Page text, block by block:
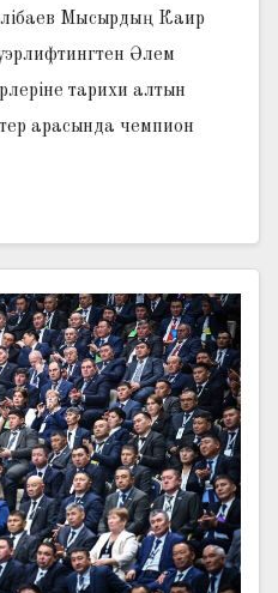
Мысырдың Каир
Әлем
тарихи алтын
арасында чемпион